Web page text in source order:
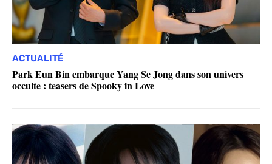
ACTUALITÉ
Park Eun Bin embarque Yang Se Jong dans son univers
occulte : teasers de Spooky in Love